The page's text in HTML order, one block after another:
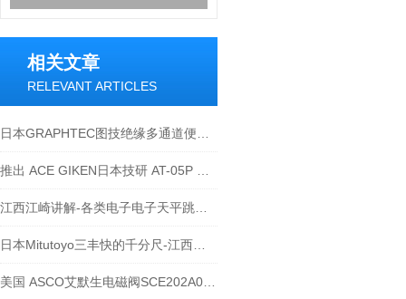
相关文章
RELEVANT ARTICLES